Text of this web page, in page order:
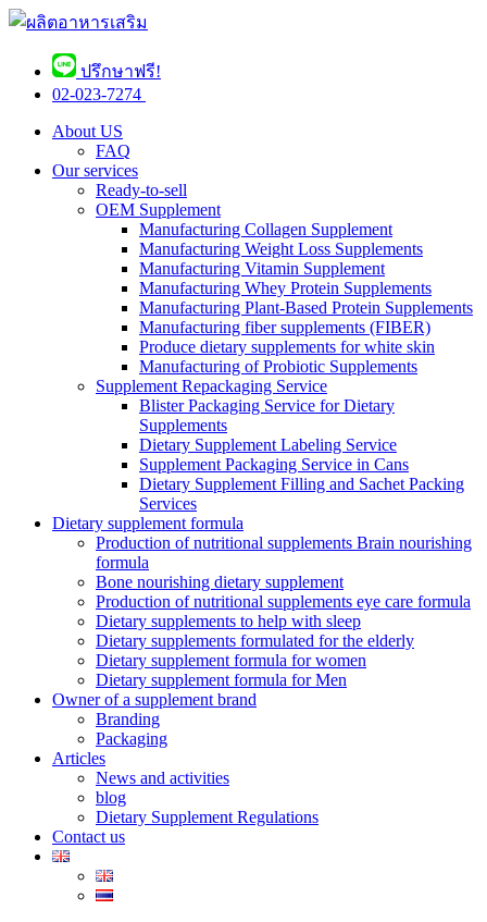
ปรึกษาฟรี!
02-023-7274 ​
About US
FAQ
Our services
Ready-to-sell
OEM Supplement
Manufacturing Collagen Supplement
Manufacturing Weight Loss Supplements
Manufacturing Vitamin Supplement
Manufacturing Whey Protein Supplements
Manufacturing Plant-Based Protein Supplements
Manufacturing fiber supplements (FIBER)
Produce dietary supplements for white skin
Manufacturing of Probiotic Supplements
Supplement Repackaging Service
Blister Packaging Service for Dietary
Supplements​
Dietary Supplement Labeling Service
Supplement Packaging Service in Cans
Dietary Supplement Filling and Sachet Packing
Services
Dietary supplement formula
Production of nutritional supplements Brain nourishing
formula
Bone nourishing dietary supplement
Production of nutritional supplements eye care formula
Dietary supplements to help with sleep
Dietary supplements formulated for the elderly
Dietary supplement formula for women
Dietary supplement formula for Men
Owner of a supplement brand
Branding
Packaging
Articles
News and activities
blog
Dietary Supplement Regulations
Contact us